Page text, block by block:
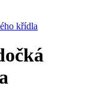
křídla